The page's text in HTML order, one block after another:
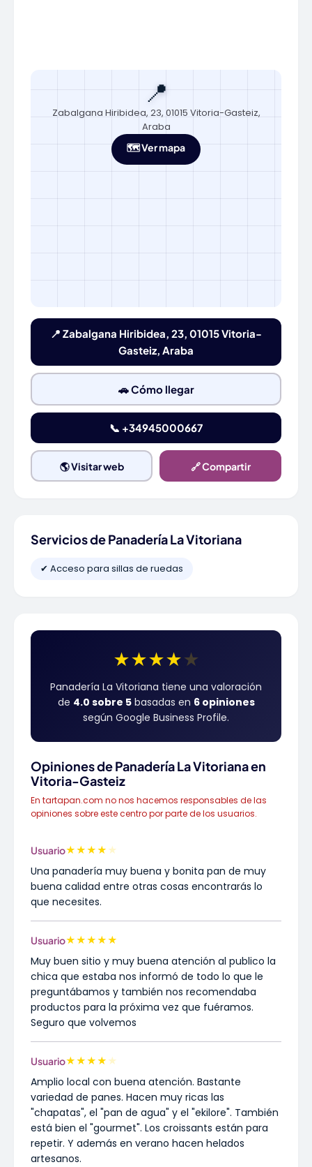
📍
Zabalgana Hiribidea, 23, 01015 Vitoria-Gasteiz,
Araba
🗺️ Ver mapa
📍 Zabalgana Hiribidea, 23, 01015 Vitoria-
Gasteiz, Araba
🚗 Cómo llegar
📞 +34945000667
🌎 Visitar web 🔗 Compartir
Servicios de Panadería La Vitoriana
✔ Acceso para sillas de ruedas
★★★★★
Panadería La Vitoriana tiene una valoración
de 4.0 sobre 5basadas en 6 opiniones
según Google Business Profile.
Opiniones de Panadería La Vitoriana en
Vitoria-Gasteiz
En tartapan.com no nos hacemos responsables de las
opiniones sobre este centro por parte de los usuarios.
Usuario★★★★ ★
Una panadería muy buena y bonita pan de muy
buena calidad entre otras cosas encontrarás lo
que necesites.
Usuario★★★★★
Muy buen sitio y muy buena atención al publico la
chica que estaba nos informó de todo lo que le
preguntábamos y también nos recomendaba
productos para la próxima vez que fuéramos.
Seguro que volvemos
Usuario★★★★ ★
Amplio local con buena atención. Bastante
variedad de panes. Hacen muy ricas las
"chapatas", el "pan de agua" y el "ekilore". También
está bien el "gourmet". Los croissants están para
repetir. Y además en verano hacen helados
artesanos.